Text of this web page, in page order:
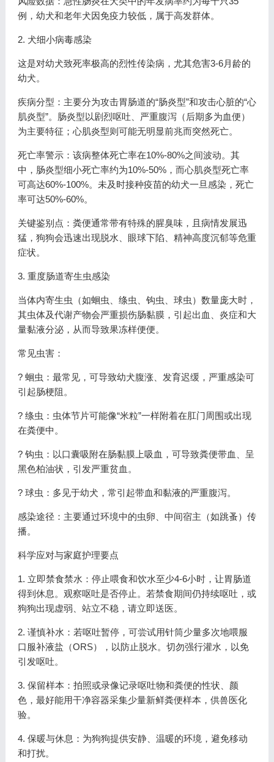
例，幼犬和老年犬因免疫力较低，属于高发群体。
2. 犬细小病毒感染
这是对幼犬致死率极高的烈性传染病，尤其危害3-6月龄的
幼犬。
疾病分型：主要分为攻击胃肠道的“肠炎型”和攻击心脏的“心
肌炎型”。肠炎型以剧烈呕吐、严重腹泻（后期多为血便）
为主要特征；心肌炎型则可能无明显前兆而突然死亡。
死亡率警示：该病整体死亡率在10%-80%之间波动。其
中，肠炎型细小死亡率约为10%-50%，而心肌炎型死亡率
可高达60%-100%。未及时接种疫苗的幼犬一旦感染，死亡
率可达50%-60%。
关键鉴别点：粪便通常带有特殊的腥臭味，且病情发展迅
猛，狗狗会迅速出现脱水、眼球下陷、精神高度沉郁等危重
症状。
3. 重度肠道寄生虫感染
当体内寄生虫（如蛔虫、绦虫、钩虫、球虫）数量庞大时，
其虫体及代谢产物会严重损伤肠黏膜，引起出血、炎症和大
量黏液分泌，从而导致果冻样便便。
常见虫害：
? 蛔虫：最常见，可导致幼犬腹涨、发育迟缓，严重感染可
引起肠梗阻。
? 绦虫：虫体节片可能像“米粒”一样附着在肛门周围或出现
在粪便中。
? 钩虫：以口囊吸附在肠黏膜上吸血，可导致粪便带血、呈
黑色柏油状，引发严重贫血。
? 球虫：多见于幼犬，常引起带血和黏液的严重腹泻。
感染途径：主要通过环境中的虫卵、中间宿主（如跳蚤）传
播。
科学应对与家庭护理要点
1. 立即禁食禁水：停止喂食和饮水至少4-6小时，让胃肠道
得到休息。观察呕吐是否停止。若禁食期间仍持续呕吐，或
狗狗出现虚弱、站立不稳，请立即送医。
2. 谨慎补水：若呕吐暂停，可尝试用针筒少量多次地喂服
口服补液盐（ORS），以防止脱水。切勿强行灌水，以免
引发呕吐。
3. 保留样本：拍照或录像记录呕吐物和粪便的性状、颜
色，最好能用干净容器采集少量新鲜粪便样本，供兽医化
验。
4. 保暖与休息：为狗狗提供安静、温暖的环境，避免移动
和打扰。